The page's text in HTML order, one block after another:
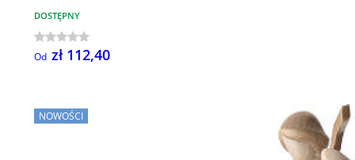
DOSTĘPNY
Od zł 112,40
NOWOŚCI